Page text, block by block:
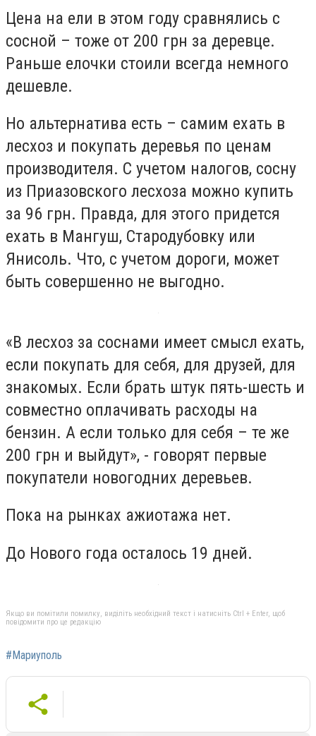
Цена на ели в этом году сравнялись с
сосной – тоже от 200 грн за деревце.
Раньше елочки стоили всегда немного
дешевле.
Но альтернатива есть – самим ехать в
лесхоз и покупать деревья по ценам
производителя. С учетом налогов, сосну
из Приазовского лесхоза можно купить
за 96 грн. Правда, для этого придется
ехать в Мангуш, Стародубовку или
Янисоль. Что, с учетом дороги, может
быть совершенно не выгодно.
«В лесхоз за соснами имеет смысл ехать,
если покупать для себя, для друзей, для
знакомых. Если брать штук пять-шесть и
совместно оплачивать расходы на
бензин. А если только для себя – те же
200 грн и выйдут», - говорят первые
покупатели новогодних деревьев.
Пока на рынках ажиотажа нет.
До Нового года осталось 19 дней.
Якщо ви помітили помилку, виділіть необхідний текст і натисніть Ctrl + Enter, щоб
повідомити про це редакцію
#Мариуполь